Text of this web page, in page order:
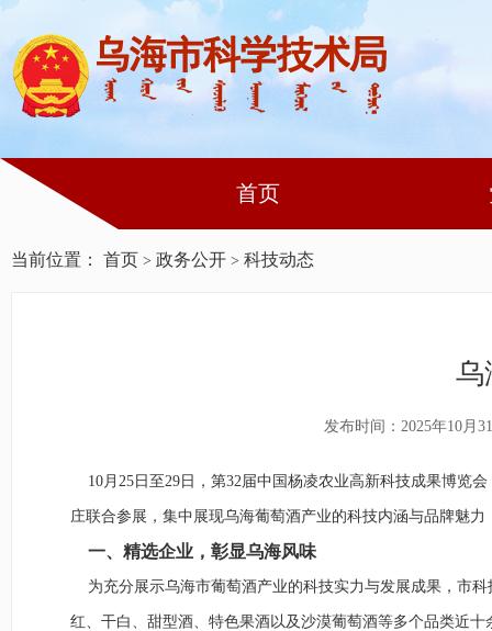
首页
当前位置： 首页 > 政务公开 > 科技动态
乌
发布时间：2025年10月
10月25日至29日，第32届中国杨凌农业高新科技成果博览
庄联合参展，集中展现乌海葡萄酒产业的科技内涵与品牌魅力
一、精选企业， 彰显乌海风味
为充分展示乌海市葡萄酒产业的科技实力与发展成果，市
红、干白、甜型酒、特色果酒以及沙漠葡萄酒等多个品类近